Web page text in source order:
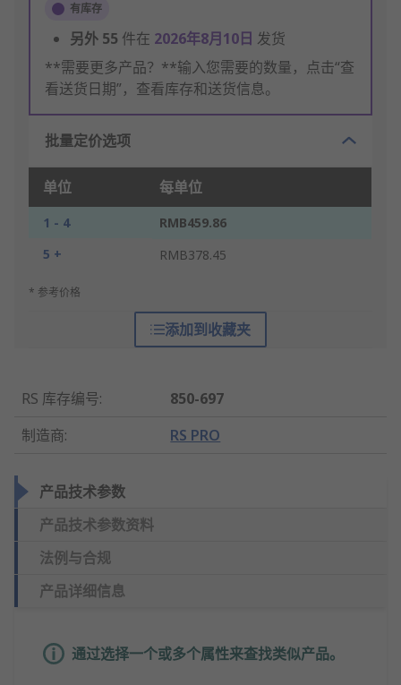
有库存
另外 55 件在 2026年8月10日 发货
**需要更多产品？**输入您需要的数量，点击“查
看送货日期”，查看库存和送货信息。
批量定价选项
单位 每单位
1 - 4
RMB459.86
5 +
RMB378.45
* 参考价格
添加到收藏夹
RS 库存编号:
850-697
制造商: RS PRO
产品技术参数
产品技术参数资料
法例与合规
产品详细信息
通过选择一个或多个属性来查找类似产品。